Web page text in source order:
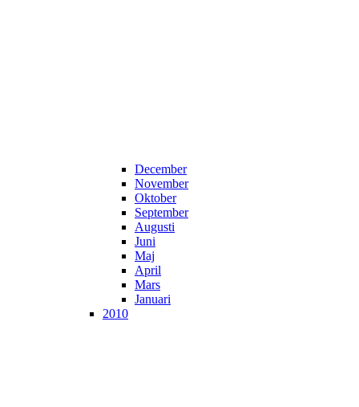
December
November
Oktober
September
Augusti
Juni
Maj
April
Mars
Januari
2010